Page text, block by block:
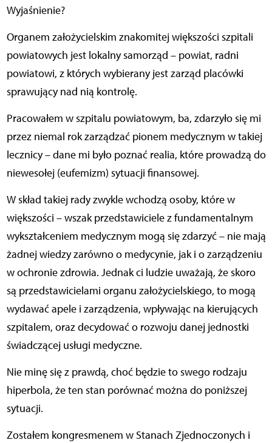
Wyjaśnienie?
Organem założycielskim znakomitej większości szpitali
powiatowych jest lokalny samorząd – powiat, radni
powiatowi, z których wybierany jest zarząd placówki
sprawujący nad nią kontrolę.
Pracowałem w szpitalu powiatowym, ba, zdarzyło się mi
przez niemal rok zarządzać pionem medycznym w takiej
lecznicy – dane mi było poznać realia, które prowadzą do
niewesołej (eufemizm) sytuacji finansowej.
W skład takiej rady zwykle wchodzą osoby, które w
większości – wszak przedstawiciele z fundamentalnym
wykształceniem medycznym mogą się zdarzyć – nie mają
żadnej wiedzy zarówno o medycynie, jak i o zarządzeniu
w ochronie zdrowia. Jednak ci ludzie uważają, że skoro
są przedstawicielami organu założycielskiego, to mogą
wydawać apele i zarządzenia, wpływając na kierujących
szpitalem, oraz decydować o rozwoju danej jednostki
świadczącej usługi medyczne.
Nie minę się z prawdą, choć będzie to swego rodzaju
hiperbola, że ten stan porównać można do poniższej
sytuacji.
Zostałem kongresmenem w Stanach Zjednoczonych i